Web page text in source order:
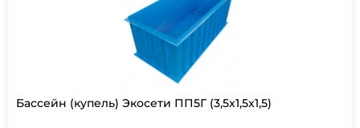
Бассейн (купель) Экосети ПП5Г (3,5х1,5х1,5)